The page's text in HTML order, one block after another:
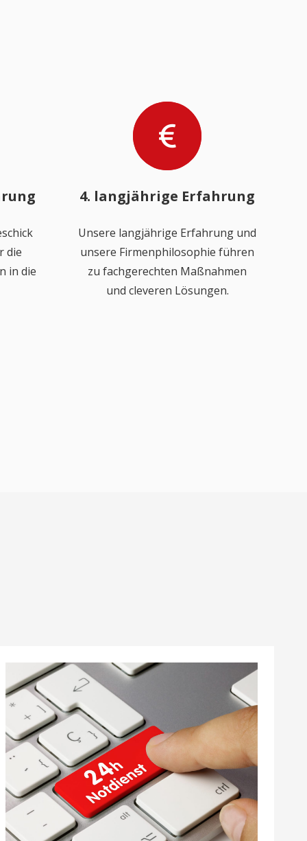
die
in die
4. langjährige Erfahrung
Unsere langjährige Erfahrung und
unsere Firmenphilosophie führen
zu fachgerechten Maßnahmen
und cleveren Lösungen.